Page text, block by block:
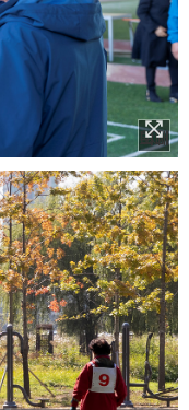
이미지 확대보기